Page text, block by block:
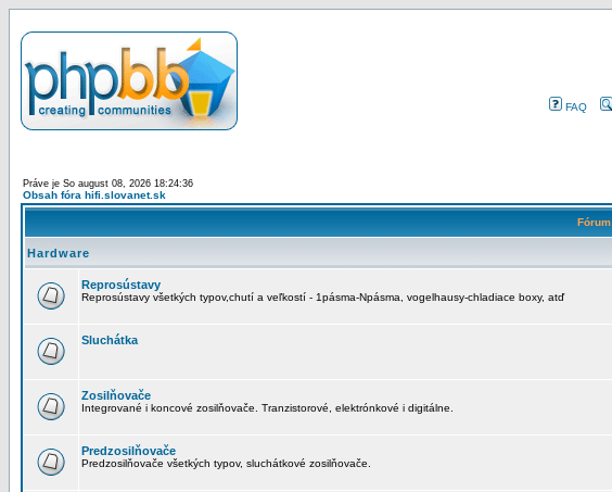
FAQ
Práve je So august 08, 2026 18:24:36
Obsah fóra hifi.slovanet.sk
Fórum
Hardware
Reprosústavy
Reprosústavy všetkých typov,chutí a veľkostí - 1pásma-Npásma, vogelhausy-chladiace boxy, atď
Sluchátka
Zosilňovače
Integrované i koncové zosilňovače. Tranzistorové, elektrónkové i digitálne.
Predzosilňovače
Predzosilňovače všetkých typov, sluchátkové zosilňovače.